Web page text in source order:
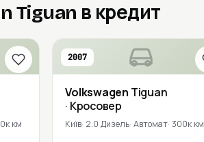
Tiguan в кредит
км
2007
Volkswagen Tiguan
· Кросовер
Київ 2.0 Дизель Автомат 300к км